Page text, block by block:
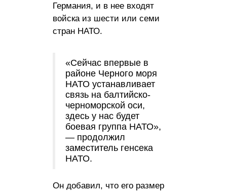
Германия, и в нее входят
войска из шести или семи
стран НАТО.
«Сейчас впервые в
районе Черного моря
НАТО устанавливает
связь на балтийско-
черноморской оси,
здесь у нас будет
боевая группа НАТО»,
— продолжил
заместитель генсека
НАТО.
Он добавил, что его размер